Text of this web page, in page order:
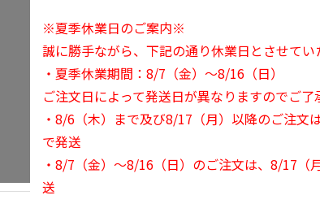
※夏季休業日のご案内※
誠に勝手ながら、下記の通り休業日とさせてい
・夏季休業期間：8/7（金）～8/16（日）
ご注文日によって発送日が異なりますのでご了
・8/6（木）まで及び8/17（月）以降のご注文
で発送
・8/7（金）～8/16（日）のご注文は、8/17（
送